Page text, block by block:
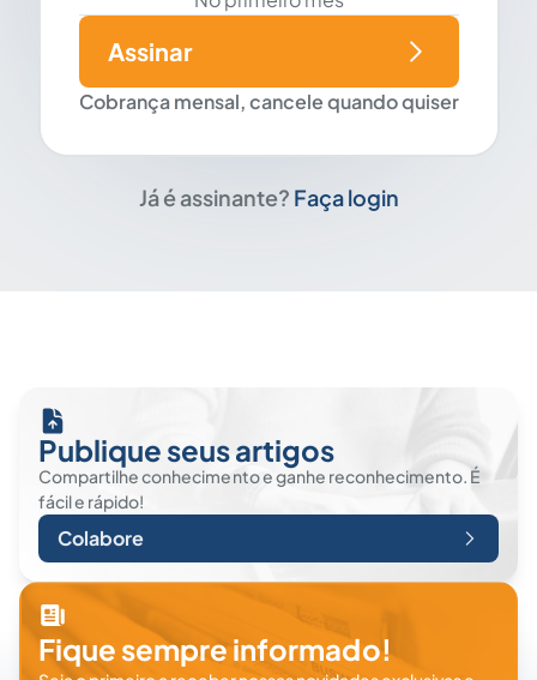
Cobrança mensal, cancele quando quiser
Assinar
Já é assinante? Faça login
Publique seus artigos
Compartilhe conhecimento e ganhe reconhecimento. É
fácil e rápido!
Colabore
Fique sempre informado!